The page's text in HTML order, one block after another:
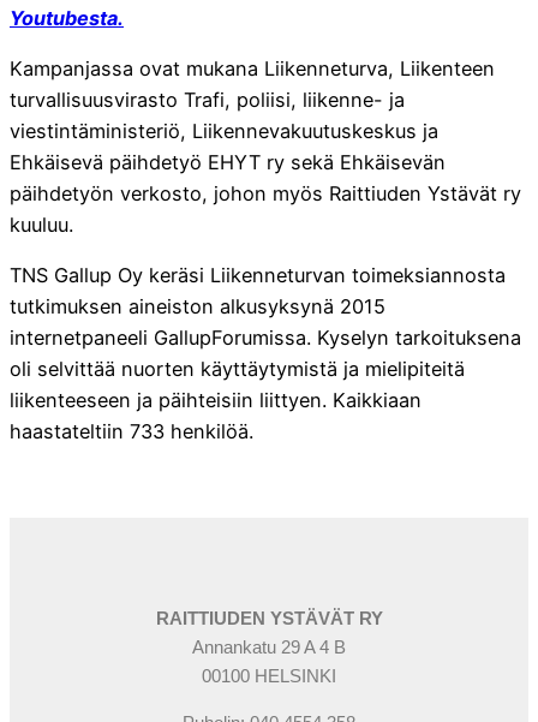
Youtubesta.
Kampanjassa ovat mukana Liikenneturva, Liikenteen
turvallisuusvirasto Trafi, poliisi, liikenne- ja
viestintäministeriö, Liikennevakuutuskeskus ja
Ehkäisevä päihdetyö EHYT ry sekä Ehkäisevän
päihdetyön verkosto, johon myös Raittiuden Ystävät ry
kuuluu.
TNS Gallup Oy keräsi Liikenneturvan toimeksiannosta
tutkimuksen aineiston alkusyksynä 2015
internetpaneeli GallupForumissa. Kyselyn tarkoituksena
oli selvittää nuorten käyttäytymistä ja mielipiteitä
liikenteeseen ja päihteisiin liittyen. Kaikkiaan
haastateltiin 733 henkilöä.
RAITTIUDEN YSTÄVÄT RY
Annankatu 29 A 4 B
00100 HELSINKI